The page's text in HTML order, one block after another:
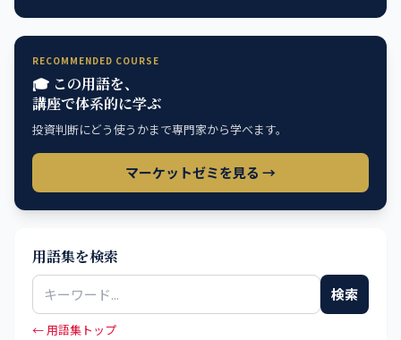
RECOMMENDED COURSE
🎓 この用語を、
講座で体系的に学ぶ
投資判断にどう使うかまで専門家から学べます。
マーケットゼミを見る →
用語集を検索
検索
← 用語集トップ